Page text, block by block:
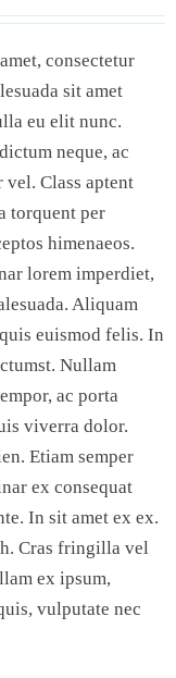
consectetur
sit amet
eu elit nunc.
neque, ac
Class aptent
torquent per
himenaeos.
lorem imperdiet,
Aliquam
euismod felis. In
Nullam
ac porta
viverra dolor.
Etiam semper
ex consequat
In sit amet ex ex.
Cras fringilla vel
ex ipsum,
vulputate nec